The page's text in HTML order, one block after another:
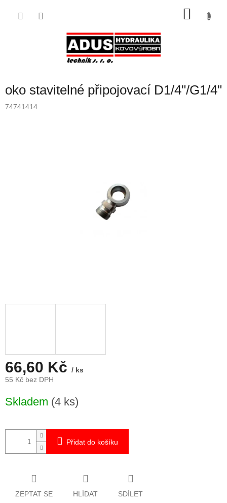
oko stavitelné připojovací D1/4"/G1/4"
74741414
66,60 Kč / ks
55 Kč bez DPH
cena:
Skladem (4 ks)
Přidat do košíku
ZEPTAT SE HLÍDAT SDÍLET